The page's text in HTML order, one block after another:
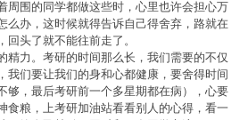
周围的同学都做这些时，心里也许会担心万
么办，这时候就得告诉自己得舍弃，路就在
头了就不能往前走了。
精力。考研的时间那么长，我们需要的不仅
我们要让我们的身和心都健康，要舍得时间
够，最后考研前一个多星期都在病），心要
食粮，上考研加油站看看别人的心得，看一